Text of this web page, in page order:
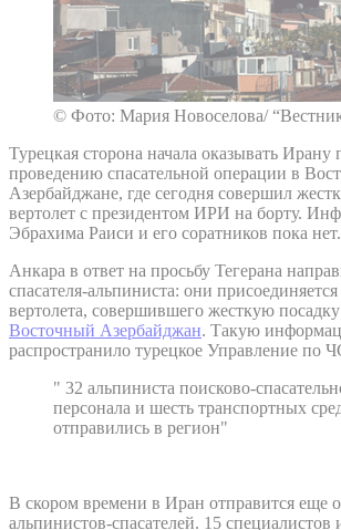
© Фото: Мария Новоселова/
Турецкая сторона начала оказывать
проведению спасательной операции в
Азербайджане, где сегодня совершил
вертолет с президентом ИРИ на борту.
Эбрахима Раиси и его соратников пока нет.
Анкара в ответ на просьбу Тегерана
спасателя-альпиниста: они
вертолета, совершившего жесткую
Восточный Азербайджан. Такую
распространило турецкое Управление по
" 32 альпиниста поисково-
персонала и шесть транспортных
отправились в регион"
В скором времени в Иран отправится еще
альпинистов-спасателей. 15